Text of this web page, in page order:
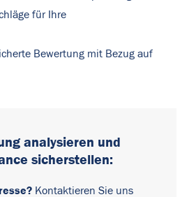
für Ihre
Bewertung mit Bezug auf
analysieren und
sicherstellen:
Kontaktieren Sie uns